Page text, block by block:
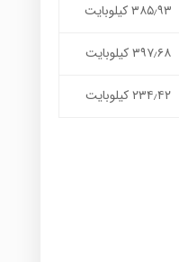
۳۸۵٫۹۳ کیلوبایت
۳۹۷٫۶۸ کیلوبایت
۲۳۴٫۴۲ کیلوبایت